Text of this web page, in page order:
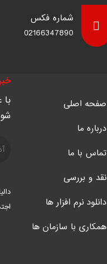
شماره فکس
02166347890
صفحه اصلی
درباره ما
تماس با ما
نقد و بررسی
دانلود نرم افزار ها
همکاری با سازمان ها